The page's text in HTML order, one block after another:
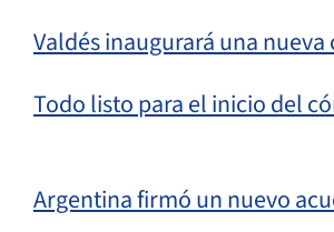
Valdés inaugurará una
Todo listo para el inicio del
Argentina firmó un nuevo